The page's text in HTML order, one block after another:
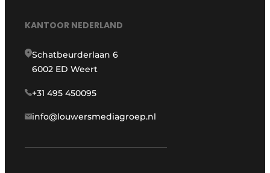
KANTOOR NEDERLAND
Schatbeurderlaan 6
6002 ED Weert
+31 495 450095
info@louwersmediagroep.nl